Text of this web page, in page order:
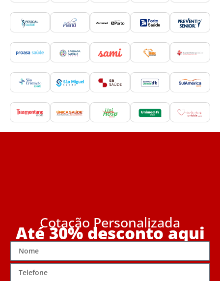
Cotação Personalizada
Até 30% desconto aqui